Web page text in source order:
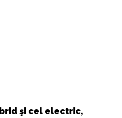
şi cel electric,